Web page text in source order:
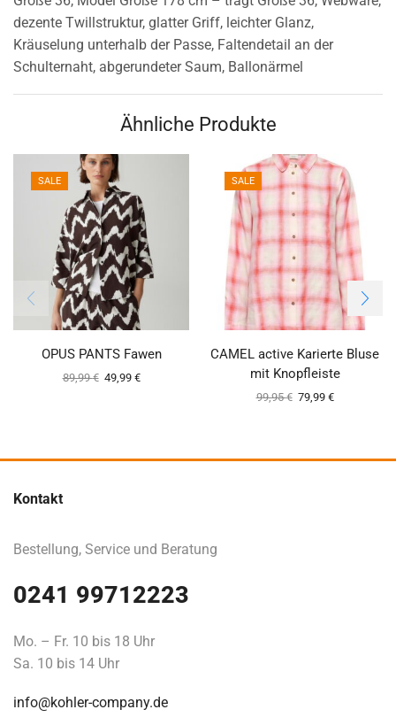
dezente Twillstruktur, glatter Griff, leichter Glanz,
Kräuselung unterhalb der Passe, Faltendetail an der
Schulternaht, abgerundeter Saum, Ballonärmel
Ähnliche Produkte
SALE
OPUS PANTS Fawen
89,99€ 49,99 €
SALE
CAMEL active Karierte Bluse
mit Knopfleiste
99,95€ 79,99 €
Kontakt
Bestellung, Service und Beratung
0241 99712223
Mo. – Fr. 10 bis 18 Uhr
Sa. 10 bis 14 Uhr
info@kohler-company.de